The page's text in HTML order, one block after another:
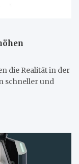
die Realität in der
schneller und